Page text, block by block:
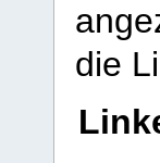
die